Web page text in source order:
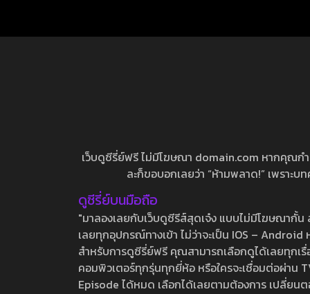
เว็บดูซีรี่ย์ฟรี ไม่มีโฆษณา domain.com หากคุณก
ละก็ขอบอกเลยว่า “ห้ามพลาด!” เพราะ
ดูซีรี่ย์บนมือถือ
"มาลองเลยกับเว็บดูซีรีส์สุดเจ๋ง แบบไม่มีโฆษณากั้
เลยทุกอุปกรณ์ทางเข้า ไม่ว่าจะเป็น IOS –
สำหรับการดูซีรี่ย์ฟรี คุณสามารถเลือกดูได้เลยทุกเ
คอมพิวเตอร์ทุกรุ่นทุกยี่ห้อ หรือใครจะเชื่อมต่อผ่าน
Episode ได้หมด เลือกได้เลยตามต้องการ เปลี่ยน